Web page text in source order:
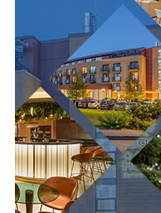
În concluzie, amanetul
eficientă atunci când
atente și atunci când
termen scurt. O instituție
transparent modul în
autoturismului, costurile
contractului, astfel încât
cunoștință de cauză.
început reduce riscul
contribuie la alegerea
financiare.